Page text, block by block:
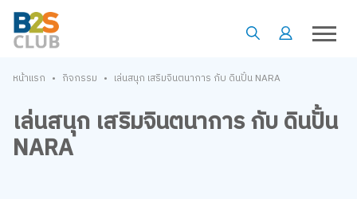
หน้าแรก • กิจกรรม • เล่นสนุก เสริมจินตนาการ กับ ดินปั้น NARA
เล่นสนุก เสริมจินตนาการ กับ ดินปั้น
NARA